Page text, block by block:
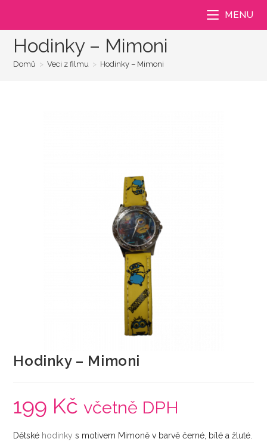
MENU
Hodinky – Mimoni
Domů > Veci z filmu > Hodinky – Mimoni
Hodinky – Mimoni
199 Kč včetně DPH
Dětské hodinky s motivem Mimoně v barvě černé, bílé a žluté.